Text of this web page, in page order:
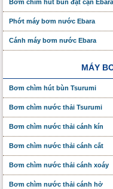
Bơm chìm hút bùn đặt cạn Ebara
Phớt máy bơm nước Ebara
Cánh máy bơm nước Ebara
MÁY
Bơm chìm hút bùn Tsurumi
Bơm chìm nước thải Tsurumi
Bơm chìm nước thải cánh kín
Bơm chìm nước thải cánh cắt
Bơm chìm nước thải cánh xoáy
Bơm chìm nước thải cánh hở